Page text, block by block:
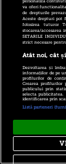
29 aprilie 2013
Cat
mare
lume
personaliza
va oferi
de drepturile
Aceste drepturi pot
folosirea tuturor
stocarea/accesarea
SETARILE
strict necesare
Atât noi, cât
Dezvoltarea și
informațiilor de pe
profilurilor de
Crearea profilurilor
publicului prin
selecta
identificarea prin
Listă parteneri